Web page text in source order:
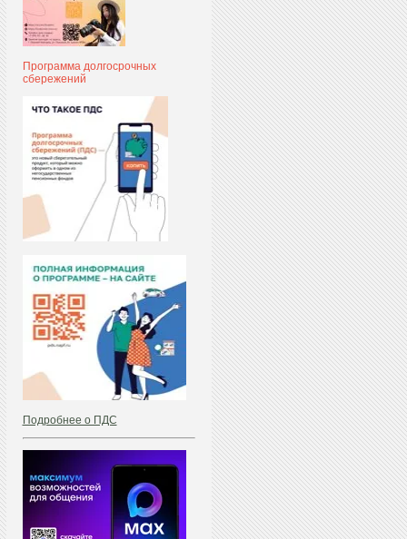
Программа долгосрочных
сбережений
Подробнее о ПДС